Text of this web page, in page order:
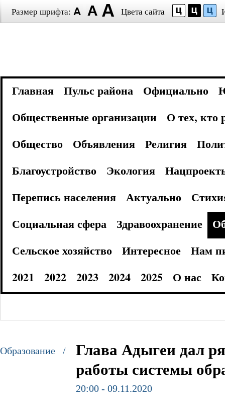
Размер шрифта: Цвета сайта
Главная Пульс района Официально
Общественные организации
О тех, кто
Общество
Объявления Религия
Благоустройство
Экология
Перепись населения
Актуально
Социальная сфера
Здравоохранение
Сельское хозяйство
Интересное
Нам
2021
2022 2023 2024 2025 О нас
Образование /
Глава Адыгеи дал
работы системы
20:00 - 09.11.2020